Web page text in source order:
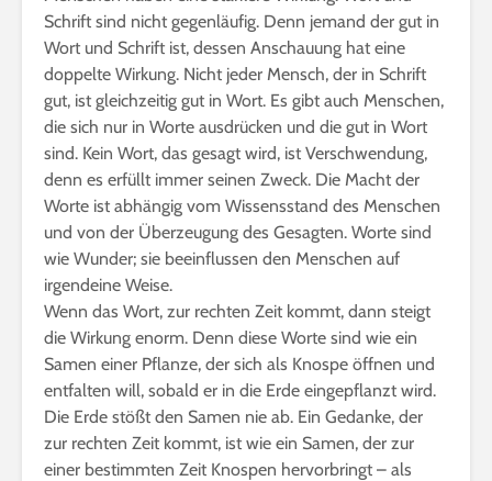
Schrift sind nicht gegenläufig. Denn jemand der gut in
Wort und Schrift ist, dessen Anschauung hat eine
doppelte Wirkung. Nicht jeder Mensch, der in Schrift
gut, ist gleichzeitig gut in Wort. Es gibt auch Menschen,
die sich nur in Worte ausdrücken und die gut in Wort
sind. Kein Wort, das gesagt wird, ist Verschwendung,
denn es erfüllt immer seinen Zweck. Die Macht der
Worte ist abhängig vom Wissensstand des Menschen
und von der Überzeugung des Gesagten. Worte sind
wie Wunder; sie beeinflussen den Menschen auf
irgendeine Weise.
Wenn das Wort, zur rechten Zeit kommt, dann steigt
die Wirkung enorm. Denn diese Worte sind wie ein
Samen einer Pflanze, der sich als Knospe öffnen und
entfalten will, sobald er in die Erde eingepflanzt wird.
Die Erde stößt den Samen nie ab. Ein Gedanke, der
zur rechten Zeit kommt, ist wie ein Samen, der zur
einer bestimmten Zeit Knospen hervorbringt – als